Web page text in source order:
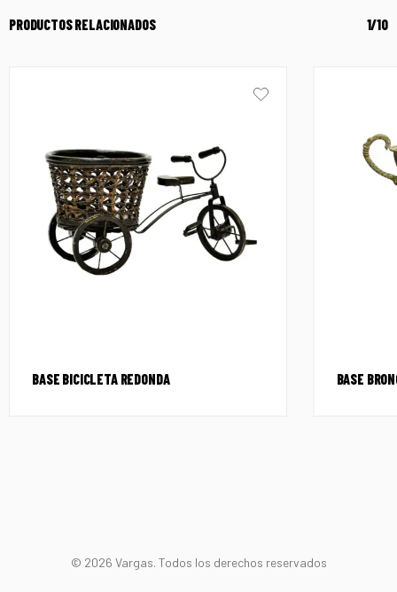
PRODUCTOS RELACIONADOS 1/10
BASE BICICLETA REDONDA BASE
© 2026 Vargas. Todos los derechos reservados